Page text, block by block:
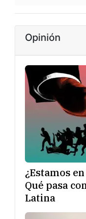
Opinión
¿Estamos
Qué pasa
Latina